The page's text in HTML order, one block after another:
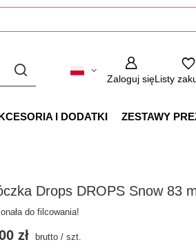
Zaloguj sięListy
I DODATKI ZESTAWY
Drops DROPS Snow 83
do filcowania!
zł brutto /szt.